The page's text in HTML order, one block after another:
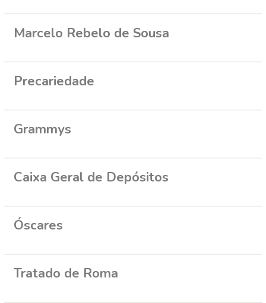
Marcelo Rebelo de Sousa
Precariedade
Grammys
Caixa Geral de Depósitos
Óscares
Tratado de Roma